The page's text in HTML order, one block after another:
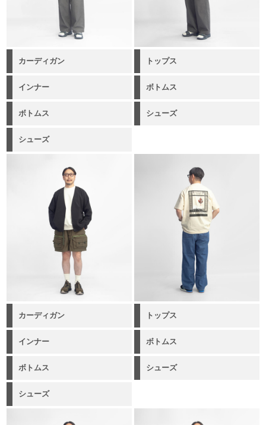
カーディガン トップス
インナー ボトムス
ボトムス シューズ
シューズ
カーディガン トップス
インナー ボトムス
ボトムス シューズ
シューズ